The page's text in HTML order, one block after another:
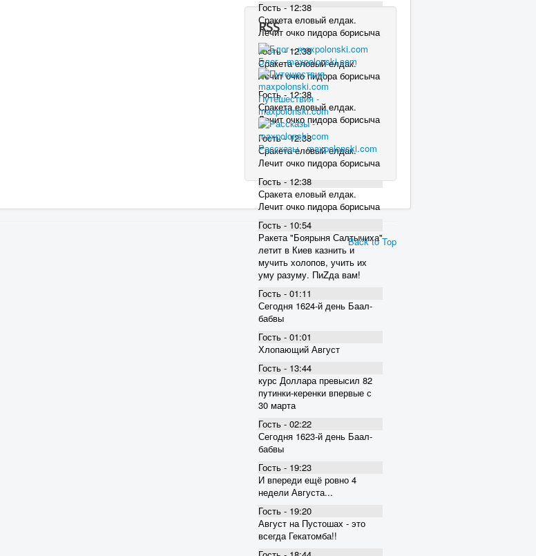
Гость - 12:38
Сракета еловый елдак.
Лечит очко пидора борисыча
Гость - 12:38
Сракета еловый елдак.
Лечит очко пидора борисыча
Гость - 12:38
Сракета еловый елдак.
Лечит очко пидора борисыча
Гость - 12:38
Сракета еловый елдак.
Лечит очко пидора борисыча
Гость - 12:38
Сракета еловый елдак.
Лечит очко пидора борисыча
Гость - 10:54
Ракета "Боярыня Салтычиха"
летит в Киев казнить и
мучить холопов, учить их
уму разуму. ПиZда вам!
Гость - 01:11
Сегодня 1624-й день Баал-
бабвы
Гость - 01:01
Хлопающий Август
Гость - 13:44
курс Доллара превысил 82
пyтинки-керенки впервые с
30 марта
Гость - 02:22
Сегодня 1623-й день Баал-
бабвы
Гость - 19:23
И впереди ещё ровно 4
недели Августа...
Гость - 19:20
Август на Пустошах - это
всегда Гекатомба!!
RSS
Блог - maxpolonski.com
Путешествия -
maxpolonski.com
Рассказы - maxpolonski.com
Back to Top